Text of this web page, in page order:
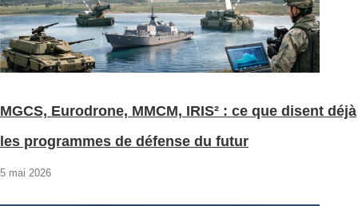
MGCS, Eurodrone, MMCM, IRIS² : ce que disent déjà
les programmes de défense du futur
5 mai 2026